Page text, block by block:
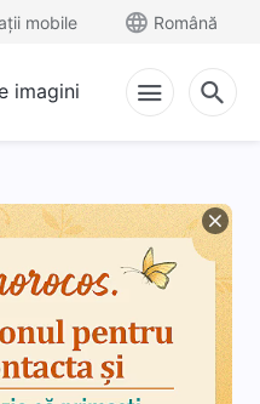
mobile Română
imagini